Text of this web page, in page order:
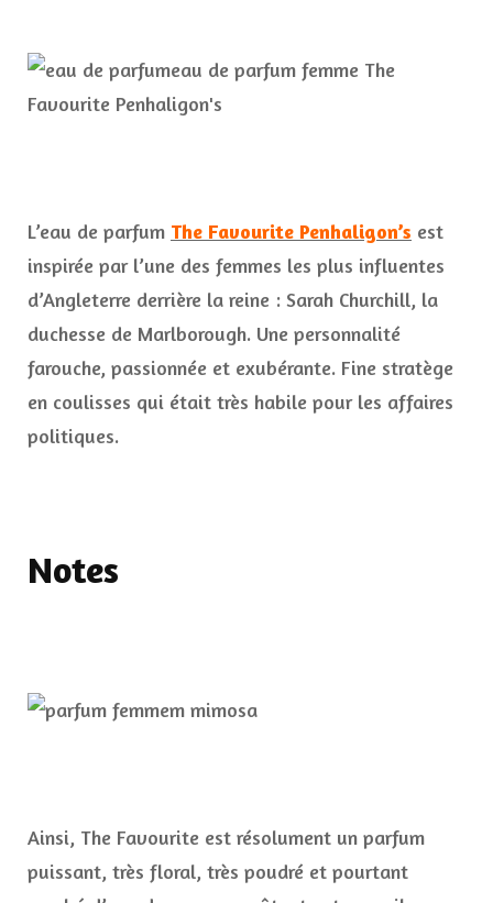
L’eau de parfum The Favourite Penhaligon’s est
inspirée par l’une des femmes les plus influentes
d’Angleterre derrière la reine : Sarah Churchill, la
duchesse de Marlborough. Une personnalité
farouche, passionnée et exubérante. Fine stratège
en coulisses qui était très habile pour les affaires
politiques.
Notes
Ainsi, The Favourite est résolument un parfum
puissant, très floral, très poudré et pourtant